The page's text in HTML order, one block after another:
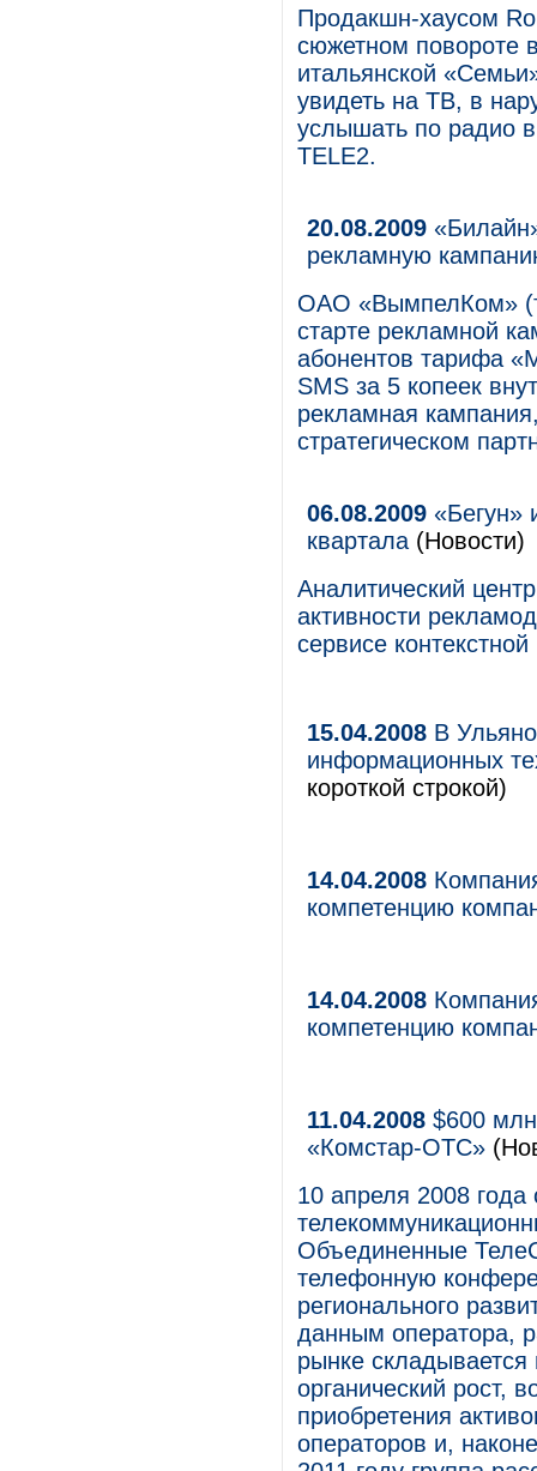
Продакшн-хаусом
сюжетном повороте
итальянской
увидеть на ТВ, в
услышать по радио
TELE2.
20.08.2009
рекламную
ОАО «ВымпелКом»
старте рекламной
абонентов тарифа
SMS за 5 копеек
рекламная
стратегическом
06.08.2009 «Бегун»
квартала (Новости)
Аналитический
активности
сервисе
15.04.2008 В
информационных
короткой строкой)
14.04.2008
компетенцию
14.04.2008
компетенцию
11.04.2008 $600
«Комстар-ОТС»
10 апреля 2008 года
Объединенные
телефонную
регионального
данным оператора,
рынке
органический рост,
приобретения
операторов и,